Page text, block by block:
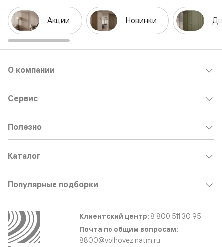
Акции Новинки
О компании
Сервис
Полезно
Каталог
Популярные подборки
Клиентский центр: 8 800 511 30 95
Почта по общим вопросам:
8800@volhovez.natm.ru